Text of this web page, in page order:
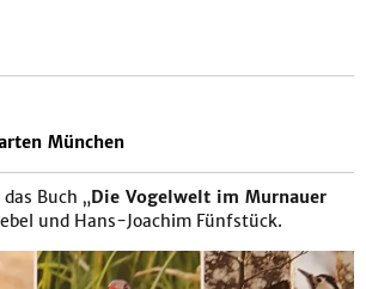
München
Buch „Die Vogelwelt im Murnauer
und Hans-Joachim Fünfstück.